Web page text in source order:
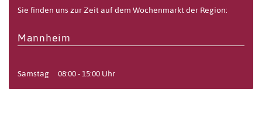
Sie finden uns zur Zeit auf dem Wochenmarkt der Region:
Mannheim
Samstag 08:00 - 15:00 Uhr